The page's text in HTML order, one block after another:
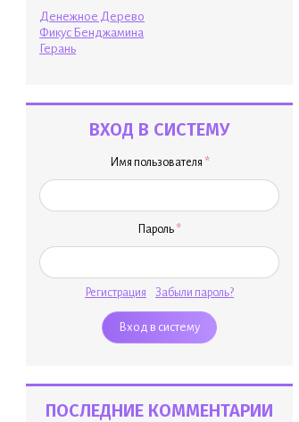
Денежное Дерево
Фикус Бенджамина
Герань
ВХОД В СИСТЕМУ
Имя пользователя *
Пароль *
Регистрация Забыли пароль?
ПОСЛЕДНИЕ КОММЕНТАРИИ